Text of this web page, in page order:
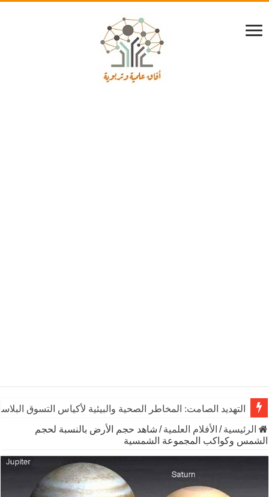
التهديد الصامت: المخاطر الصحية والبيئية لأكياس التسوق
الرئيسية / الأفلام العلمية / شاهد حجم الأرض بالنسبة لحجم
الشمس وكواكب المجموعة الشمسية